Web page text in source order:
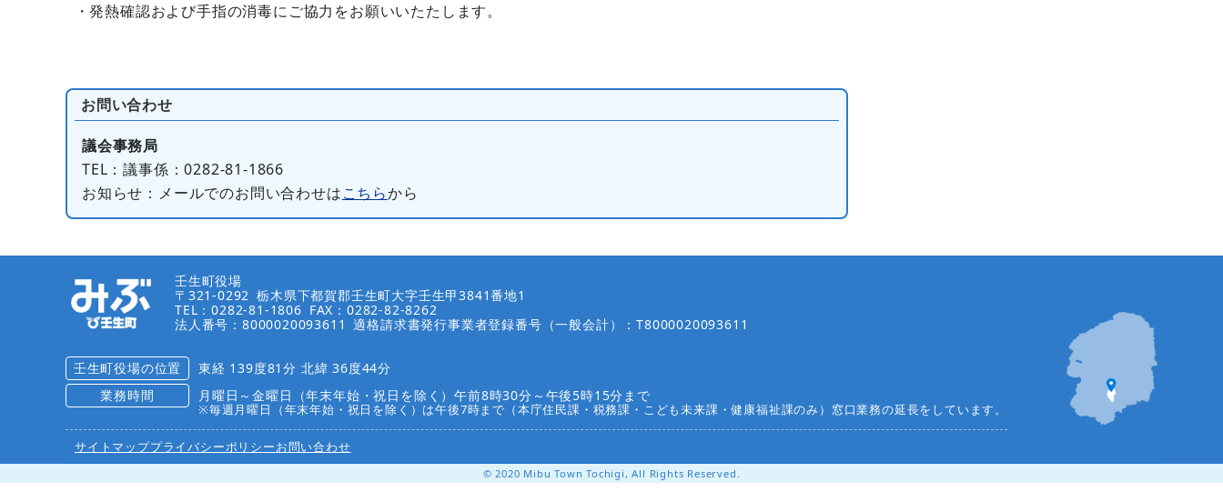
・発熱確認および手指の消毒にご協力をお願いいたたします。
お問い合わせ
議会事務局
TEL ：議事係：0282-81-1866
お知らせ ：メールでのお問い合わせはこちらから
壬生町役場
〒321-0292 栃木県下都賀郡壬生町大字壬生甲3841番地1
TEL：0282-81-1806 FAX：0282-82-8262
法人番号：8000020093611
適格請求書発行事業者登録番号（一般会計）：T8000020093611
壬生町役場の位置
東経 139度81分 北緯 36度44分
業務時間
月曜日～金曜日（年末年始・祝日を除く）午前8時30分～午後5時15分まで
※毎週月曜日（年末年始・祝日を除く）は午後7時まで（本庁住民課・税務課・こども未来課・健康福祉課のみ）窓口業務の延長をしています。
サイトマッププライバシーポリシーお問い合わせ
© 2020 Mibu Town Tochigi, All Rights Reserved.